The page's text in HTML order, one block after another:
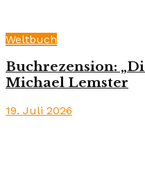
Weltbuch
Buchrezension:
Michael Lemster
19. Juli 2026